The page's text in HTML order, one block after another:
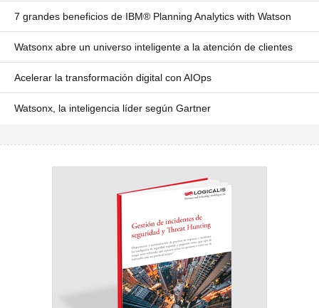
7 grandes beneficios de IBM® Planning Analytics with Watson
Watsonx abre un universo inteligente a la atención de clientes
Acelerar la transformación digital con AIOps
Watsonx, la inteligencia líder según Gartner